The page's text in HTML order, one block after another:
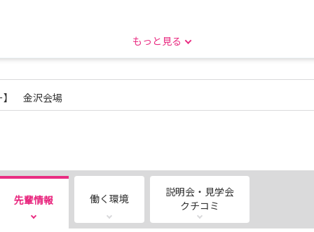
もっと見る
】 金沢会場
先輩情報 働く環境
説明会・見学会
クチコミ